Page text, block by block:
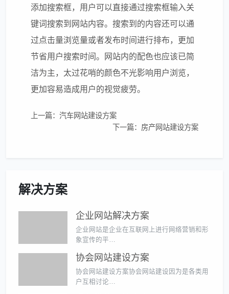
添加搜索框，用户可以直接通过搜索框输入关
键词搜索到网站内容。搜索到的内容还可以通
过点击量浏览量或者发布时间进行排布，更加
节省用户搜索时间。网站内的配色也应该已简
洁为主，太过花哨的颜色不光影响用户浏览，
更加容易造成用户的视觉疲劳。
上一篇：汽车网站建设方案
下一篇：房产网站建设方案
解决方案
企业网站解决方案
企业网站是企业在互联网上进行网络营销和形
象宣传的平…
协会网站建设方案
协会网站建设方案协会网站建设因为是各类用
户互相讨论…